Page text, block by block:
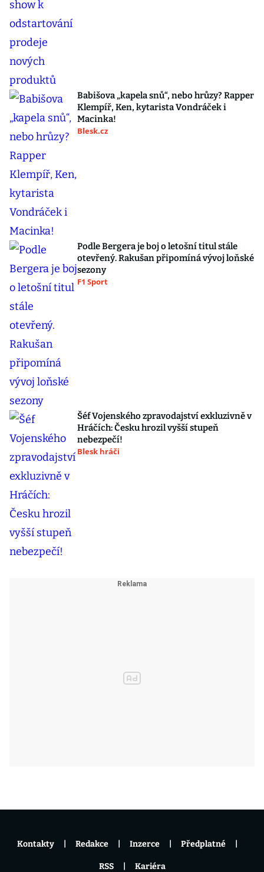
Babišova „kapela snů“, nebo hrůzy? Rapper
Klempíř, Ken, kytarista Vondráček i
Macinka!
Blesk.cz
Podle Bergera je boj o letošní titul stále
otevřený. Rakušan připomíná vývoj loňské
sezony
F1 Sport
Šéf Vojenského zpravodajství exkluzivně v
Hráčích: Česku hrozil vyšší stupeň
nebezpečí!
Blesk hráči
Kontakty Redakce Inzerce Předplatné
RSS Kariéra